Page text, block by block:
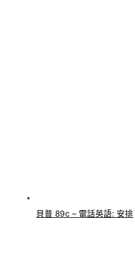
貝普 89c – 電話英語: 安排